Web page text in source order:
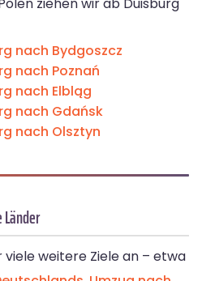
nach Bydgoszcz
nach Poznań
nach Elbląg
nach Gdańsk
nach Olsztyn
weitere Ziele an – etwa